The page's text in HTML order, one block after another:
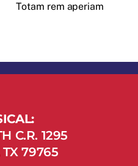
Totam rem aperiam
C.R. 1295
TX 79765